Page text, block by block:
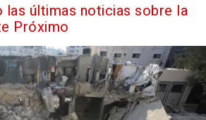
las últimas noticias sobre la
Próximo